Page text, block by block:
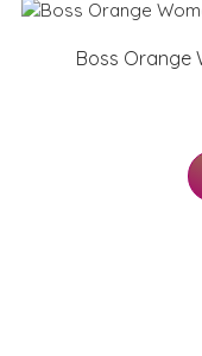
Boss Orange